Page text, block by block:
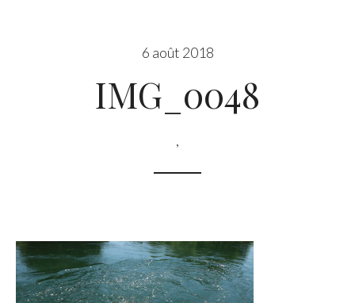
6 août 2018
IMG_0048
,